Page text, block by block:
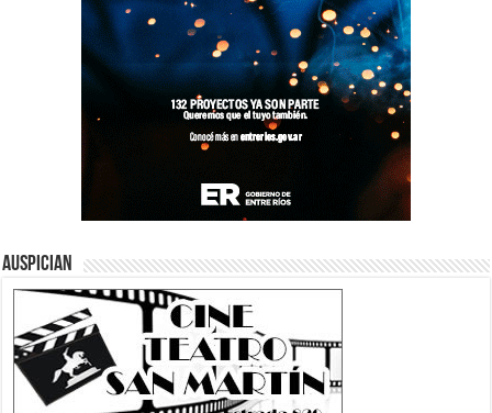
Auspician